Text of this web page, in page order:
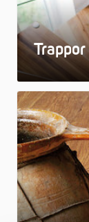
Trappor